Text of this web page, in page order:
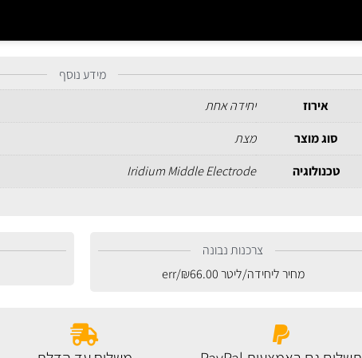
מידע נוסף
אירוז
יחידה אחת
סוג מוצר
מצת
טכנולוגיה
Iridium Middle Electrode
צרכנות נבונה
מחיר ליחידה/ליטר
₪66.00
/err